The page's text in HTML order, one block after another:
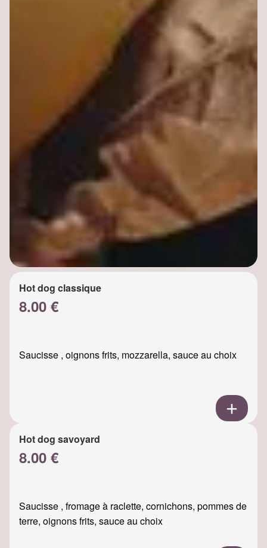
Hot dog classique
8.00 €
Saucisse , oignons frits, mozzarella, sauce au choix
Hot dog savoyard
8.00 €
Saucisse , fromage à raclette, cornichons, pommes de
terre, oignons frits, sauce au choix